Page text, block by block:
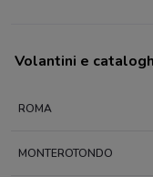
Volantini e
ROMA
MONTEROTONDO